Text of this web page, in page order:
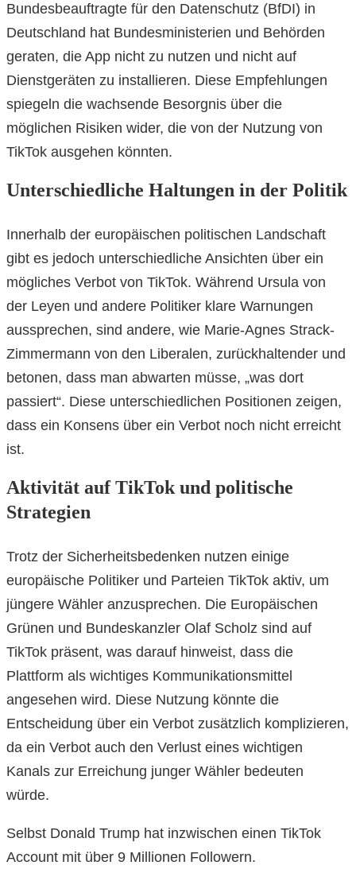
Bundesbeauftragte für den Datenschutz (BfDI) in
Deutschland hat Bundesministerien und Behörden
geraten, die App nicht zu nutzen und nicht auf
Dienstgeräten zu installieren. Diese Empfehlungen
spiegeln die wachsende Besorgnis über die
möglichen Risiken wider, die von der Nutzung von
TikTok ausgehen könnten.
Unterschiedliche Haltungen in der Politik
Innerhalb der europäischen politischen Landschaft
gibt es jedoch unterschiedliche Ansichten über ein
mögliches Verbot von TikTok. Während Ursula von
der Leyen und andere Politiker klare Warnungen
aussprechen, sind andere, wie Marie-Agnes Strack-
Zimmermann von den Liberalen, zurückhaltender und
betonen, dass man abwarten müsse, „was dort
passiert“. Diese unterschiedlichen Positionen zeigen,
dass ein Konsens über ein Verbot noch nicht erreicht
ist.
Aktivität auf TikTok und politische
Strategien
Trotz der Sicherheitsbedenken nutzen einige
europäische Politiker und Parteien TikTok aktiv, um
jüngere Wähler anzusprechen. Die Europäischen
Grünen und Bundeskanzler Olaf Scholz sind auf
TikTok präsent, was darauf hinweist, dass die
Plattform als wichtiges Kommunikationsmittel
angesehen wird. Diese Nutzung könnte die
Entscheidung über ein Verbot zusätzlich komplizieren,
da ein Verbot auch den Verlust eines wichtigen
Kanals zur Erreichung junger Wähler bedeuten
würde.
Selbst Donald Trump hat inzwischen einen TikTok
Account mit über 9 Millionen Followern.